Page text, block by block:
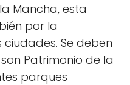
Mancha, esta
por la
Se deben
Patrimonio de la
parques